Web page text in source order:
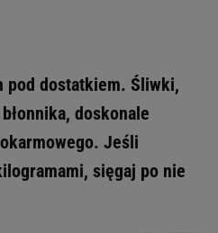
pod dostatkiem. Śliwki,
doskonale
Jeśli
sięgaj po nie